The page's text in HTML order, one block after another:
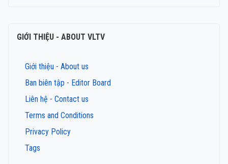
GIỚI THIỆU - ABOUT VLTV
Giới thiệu - About us
Ban biên tập - Editor Board
Liên hệ - Contact us
Terms and Conditions
Privacy Policy
Tags